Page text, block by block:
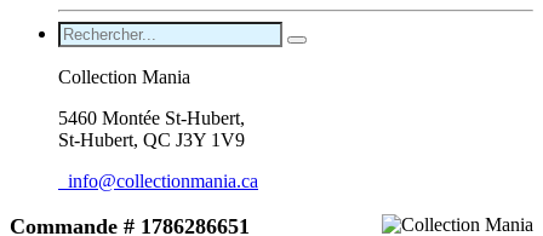
Collection Mania
5460 Montée St-Hubert,
St-Hubert, QC J3Y 1V9
info@collectionmania.ca
Commande # 1786286651